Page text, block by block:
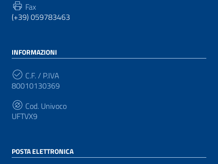
Fax
(+39) 059783463
INFORMAZIONI
C.F. / P.IVA
80010130369
Cod. Univoco
UFTVX9
POSTA ELETTRONICA